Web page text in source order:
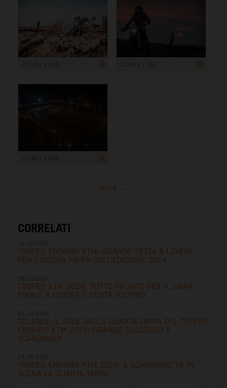
more ...
CORRELATI
TROFEO ENDURO KTM: GRANDE FESTA A LOVERE
PER L’ULTIMA TAPPA DELL’EDIZIONE 2024
TROFEO KTM 2024: TUTTO PRONTO PER IL GRAN
FINALE A LOVERE E COSTA VOLPINO
SPLENDE IL SOLE SULLA QUARTA TAPPA DEL TROFEO
ENDURO KTM 2024: GRANDE SUCCESSO A
SCANDIANO!
TROFEO ENDURO KTM 2024: A SCANDIANO VA IN
SCENA LA QUARTA TAPPA!